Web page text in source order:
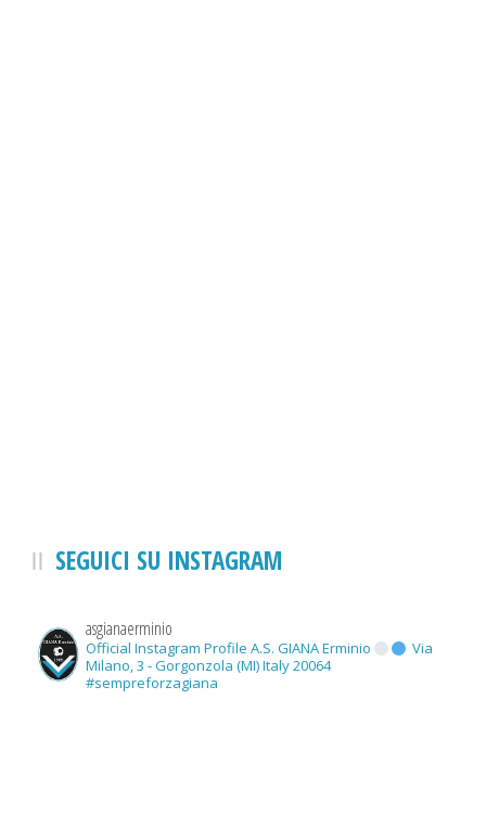
SEGUICI SU INSTAGRAM
asgianaerminio
Official Instagram Profile A.S. GIANA Erminio
Via
Milano, 3 - Gorgonzola (MI) Italy 20064
#sempreforzagiana